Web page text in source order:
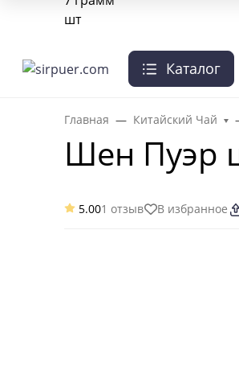
+7-495-103-41-95 Заказать звонок
Каталог
Главная Китайский Чай
Шен Пуэр
5.001 отзыв В избранное